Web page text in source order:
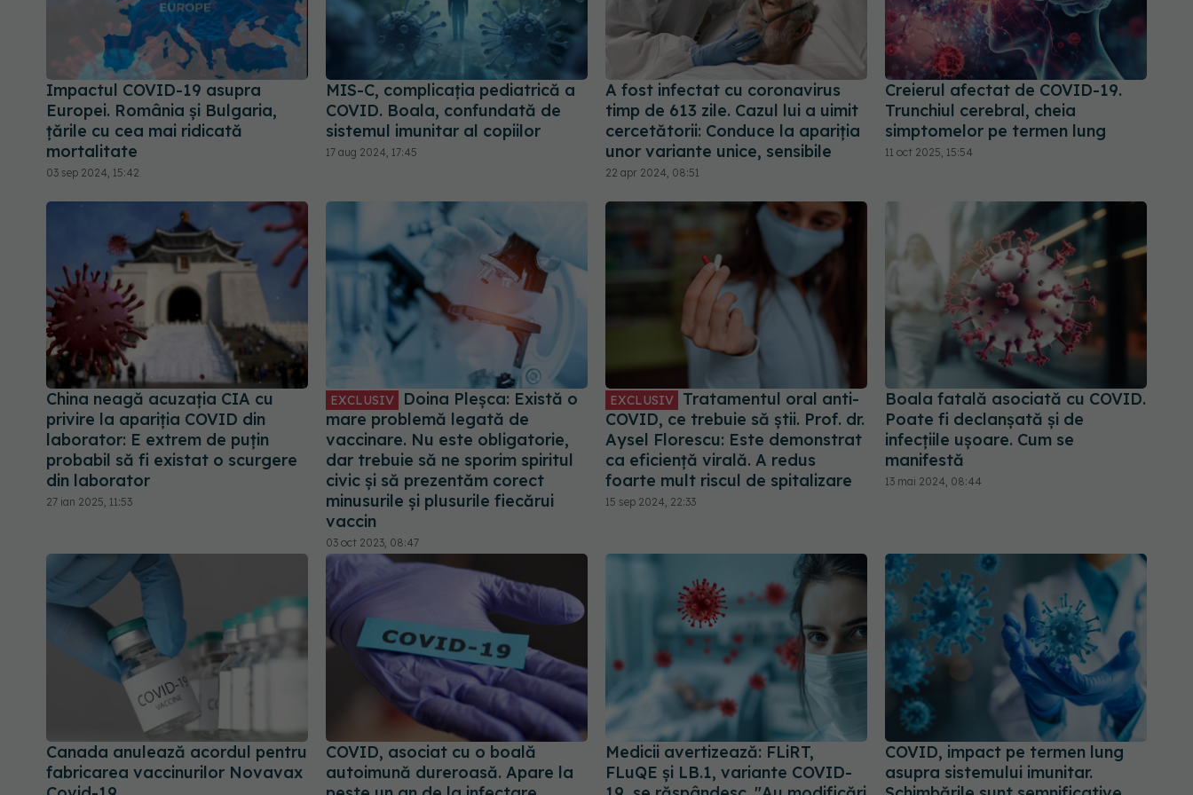
Impactul COVID-19 asupra
Europei. România și Bulgaria,
țările cu cea mai ridicată
mortalitate
03 sep 2024, 15:42
MIS-C, complicația pediatrică a
COVID. Boala, confundată de
sistemul imunitar al copiilor
17 aug 2024, 17:45
A fost infectat cu coronavirus
timp de 613 zile. Cazul lui a uimit
cercetătorii: Conduce la apariția
unor variante unice, sensibile
22 apr 2024, 08:51
Creierul afectat de COVID-19.
Trunchiul cerebral, cheia
simptomelor pe termen lung
11 oct 2025, 15:54
China neagă acuzația CIA cu
privire la apariția COVID din
laborator: E extrem de puţin
probabil să fi existat o scurgere
din laborator
27 ian 2025, 11:53
EXCLUSIV
Doina Pleșca: Există o
mare problemă legată de
vaccinare. Nu este obligatorie,
dar trebuie să ne sporim spiritul
civic și să prezentăm corect
minusurile și plusurile fiecărui
vaccin
03 oct 2023, 08:47
EXCLUSIV
Tratamentul oral anti-
COVID, ce trebuie să știi. Prof. dr.
Aysel Florescu: Este demonstrat
ca eficiență virală. A redus
foarte mult riscul de spitalizare
15 sep 2024, 22:33
Boala fatală asociată cu COVID.
Poate fi declanșată și de
infecțiile ușoare. Cum se
manifestă
13 mai 2024, 08:44
Canada anulează acordul pentru
fabricarea vaccinurilor Novavax
COVID, asociat cu o boală
autoimună dureroasă. Apare la
Medicii avertizează: FLiRT,
FLuQE și LB.1, variante COVID-
COVID, impact pe termen lung
asupra sistemului imunitar.